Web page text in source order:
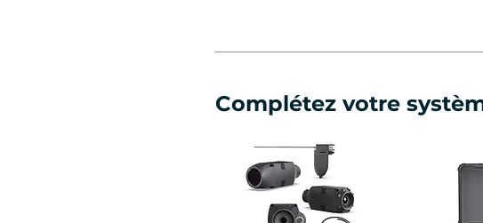
Complétez votre